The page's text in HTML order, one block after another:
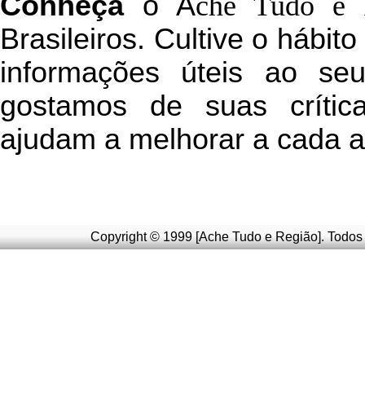
Brasileiros. Cultive o
informações úteis ao
gostamos de suas
ajudam a melhorar a cada
Copyright © 1999 [Ache Tudo e Região].